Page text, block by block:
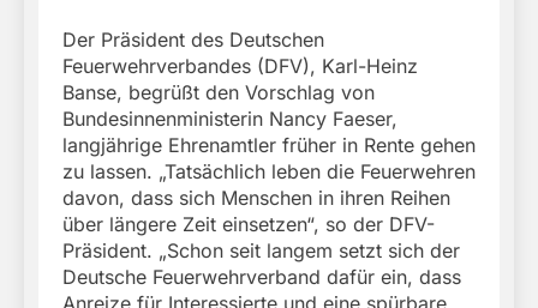
Der Präsident des Deutschen
Feuerwehrverbandes (DFV), Karl-Heinz
Banse, begrüßt den Vorschlag von
Bundesinnenministerin Nancy Faeser,
langjährige Ehrenamtler früher in Rente gehen
zu lassen. „Tatsächlich leben die Feuerwehren
davon, dass sich Menschen in ihren Reihen
über längere Zeit einsetzen“, so der DFV-
Präsident. „Schon seit langem setzt sich der
Deutsche Feuerwehrverband dafür ein, dass